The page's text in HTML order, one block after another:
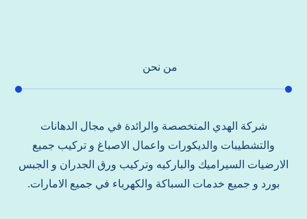
من نحن
شركة الهدي المتخصصة والرائدة في مجال الدهانات
والتشطيبات والديكورات واعمال الاصباغ و تركيب جميع
الارضيات السيراميك والباركيه وتركيب ورق الجدران و الجبس
بورد و جميع خدمات السباكة والكهرباء في جميع الامارات.